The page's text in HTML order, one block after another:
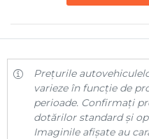
Prețurile
varieze în funcție de
perioade. Confirmați
dotărilor standard și
Imaginile afișate au